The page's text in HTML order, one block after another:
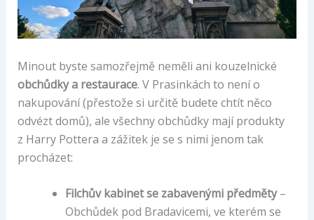
Minout byste samozřejmě neměli ani kouzelnické
obchůdky a restaurace. V Prasinkách to není o
nakupování (přestože si určitě budete chtít něco
odvézt domů), ale všechny obchůdky mají produkty
z Harry Pottera a zážitek je se s nimi jenom tak
procházet:
Filchův kabinet se zabavenými předměty–
Obchůdek pod Bradavicemi, ve kterém se